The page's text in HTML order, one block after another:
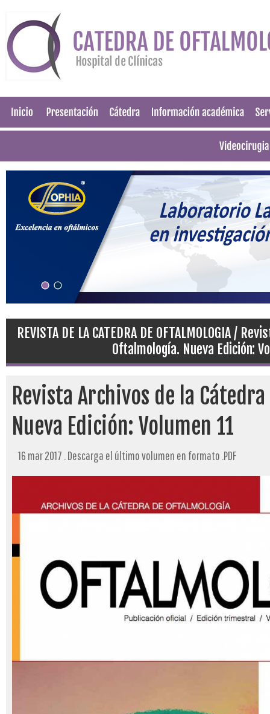
REVISTA DE LA CATEDRA DE OFTALMOLOGIA /
Oftalmología. Nueva Edición:
Revista Archivos de la
Nueva Edición: Volumen 11
16 mar 2017 . Descarga el último volumen en formato .PDF